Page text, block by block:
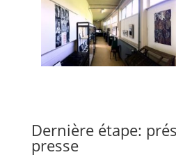
Dernière étape:
presse